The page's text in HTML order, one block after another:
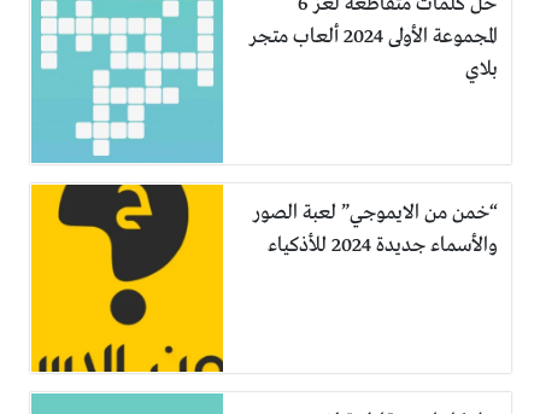
المجموعة الأولى 2024 ألعاب متجر
بلاي
“خمن من الايموجي” لعبة الصور
والأسماء جديدة 2024 للأذكياء